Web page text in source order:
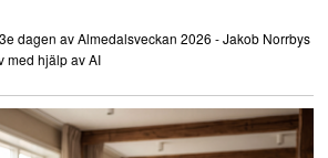
dagen av Almedalsveckan 2026 - Jakob Norrbys
med hjälp av AI